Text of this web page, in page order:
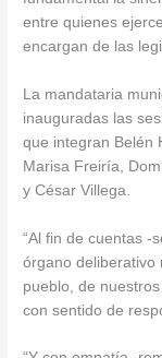
entre quienes
encargan de las
La mandataria
inauguradas las
que integran Belén
Marisa Freiría,
y César Villega.
“Al fin de cuentas -
órgano deliberativo
pueblo, de
con sentido de